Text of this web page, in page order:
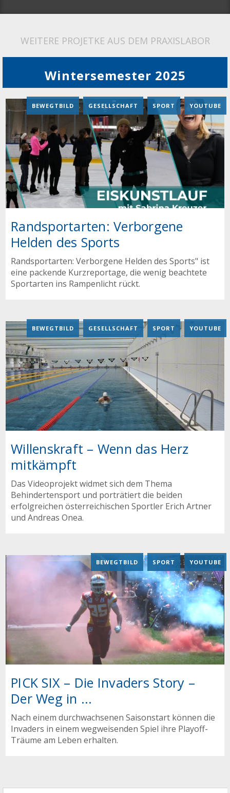
WEITERE PROJETKE AUS DEM PRAXISLABOR
Wintersemester 2025
Randsportarten: Verborgene
Helden des Sports
BEWEGTBILD , GESELLSCHAFT , SPORT , YOUTUBE
Randsportarten: Verborgene Helden des Sports" ist
eine packende Kurzreportage, die wenig beachtete
Sportarten ins Rampenlicht rückt.
Willenskraft – Wenn das Herz
mitkämpft
BEWEGTBILD , GESELLSCHAFT , SPORT , YOUTUBE
Das Videoprojekt widmet sich dem Thema
Behindertensport und porträtiert die beiden
erfolgreichen österreichischen Sportler Erich Artner
und Andreas Onea.
PICK SIX – Die Invaders Story –
Der Weg in ...
BEWEGTBILD , SPORT , YOUTUBE
Nach einem durchwachsenen Saisonstart können die
Invaders in einem wegweisenden Spiel ihre Playoff-
Träume am Leben erhalten.